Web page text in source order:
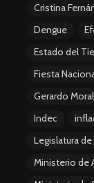
Cristina
Dengue
Estado del
Fiesta
Gerardo
Indec
Legislatura de
Ministerio de